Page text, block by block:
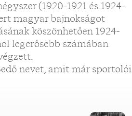
(1920-1921 és 1924-
magyar bajnokságot
köszönhetően 1924-
legerősebb számában
nevet, amit már sportolói